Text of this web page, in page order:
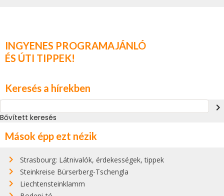
INGYENES PROGRAMAJÁNLÓ
ÉS ÚTI TIPPEK!
Keresés a hírekben
navigate_next
Bővített keresés
Mások épp ezt nézik
Strasbourg: Látnivalók, érdekességek, tippek
Steinkreise Bürserberg-Tschengla
Liechtensteinklamm